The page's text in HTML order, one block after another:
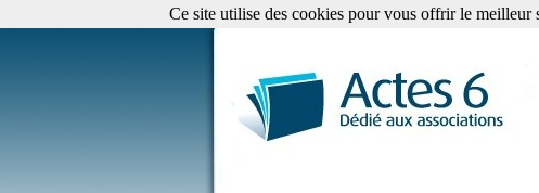
Ce site utilise des cookies pour vous offrir le meilleur